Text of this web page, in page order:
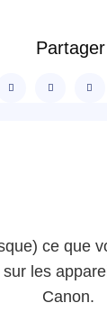
Partager
ce que
les
Canon.